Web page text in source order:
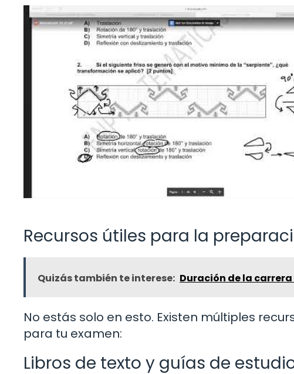
Recursos útiles para la
Quizás también te interese: Duración de la
No estás solo en esto. Existen múltiples
para tu examen:
Libros de texto y guías de